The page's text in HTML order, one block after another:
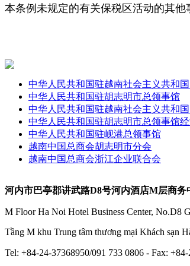
本条例未规定的有关保税区活动的其
中华人民共和国驻越南社会主义共和
中华人民共和国驻胡志明市总领事馆
中华人民共和国驻越南社会主义共和
中华人民共和国驻胡志明市总领事馆
中华人民共和国驻岘港总领事馆
越南中国总商会胡志明市分会
越南中国总商会浙江企业联合会
河内市巴亭郡讲武路D8号河内酒店M层商务
M Floor Ha Noi Hotel Business Center, No.D8
Tầng M khu Trung tâm thương mại Khách sạn
Tel: +84-24-37368950/091 733 0806 - Fax: